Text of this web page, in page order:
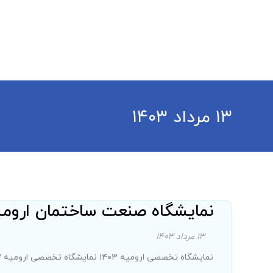
۱۳ مرداد ۱۴۰۳
نمایشگاه صنعت ساختمان ارومیه
۱۳ مرداد ۱۴۰۳
نمایشگاه تخصصی ارومیه ۱۴۰۳ نمایشگاه تخصصی ارومیه ۱۴۰۳ در حوزه صنعت ساختمان و این بار، ...